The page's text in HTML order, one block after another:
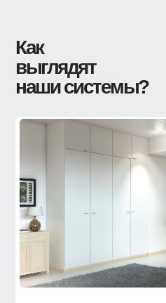
Как
выглядят
наши системы?